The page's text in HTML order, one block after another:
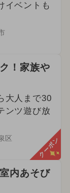
イベントも
！家族や
大人まで30
ンツ遊び放
区 クーポン
内あそび